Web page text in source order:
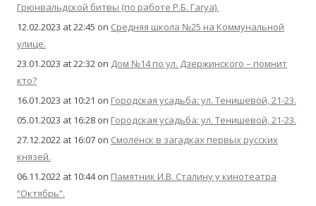
Грюнвальдской битвы (по работе Р.Б. Гагуа).
12.02.2023 at 22:45 on Средняя школа №25 на Коммунальной
улице.
23.01.2023 at 22:32 on Дом №14 по ул. Дзержинского – помнит
кто?
16.01.2023 at 10:21 on Городская усадьба: ул. Тенишевой, 21-23.
05.01.2023 at 16:28 on Городская усадьба: ул. Тенишевой, 21-23.
27.12.2022 at 16:07 on Смоленск в загадках первых русских
князей.
06.11.2022 at 10:44on Памятник И.В. Сталину у кинотеатра
“Октябрь”.